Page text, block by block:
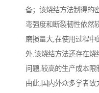
备；该烧结方法制得的
弯强度和断裂韧性依然
磨损量大,在使用过程
外,该烧结方法还存在
问题,较高的生产成本限
由此,国内外众多学者